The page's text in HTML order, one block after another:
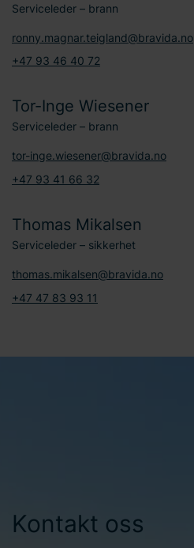
Serviceleder – brann
ronny.magnar.teigland@bravida.no
+47 93 46 40 72
Tor-Inge Wiesener
Serviceleder – brann
tor-inge.wiesener@bravida.no
+47 93 41 66 32
Thomas Mikalsen
Serviceleder – sikkerhet
thomas.mikalsen@bravida.no
+47 47 83 93 11
Kontakt oss